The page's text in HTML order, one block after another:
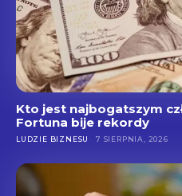
Kto jest najbogatszym
Fortuna bije rekordy
LUDZIE BIZNESU 7 SIERPNIA, 2026